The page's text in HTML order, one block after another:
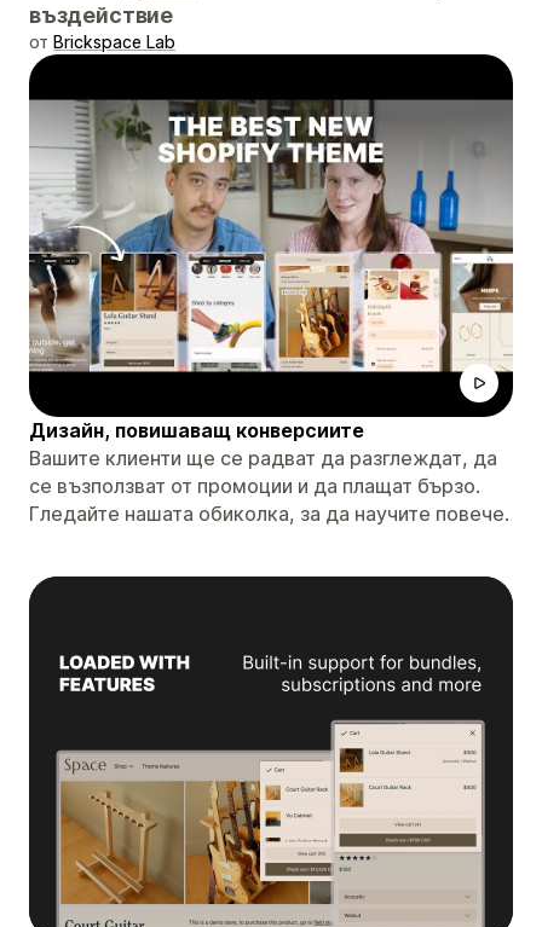
въздействие
от Brickspace Lab
Дизайн, повишаващ конверсиите
Вашите клиенти ще се радват да разглеждат, да
се възползват от промоции и да плащат бързо.
Гледайте нашата обиколка, за да научите повече.